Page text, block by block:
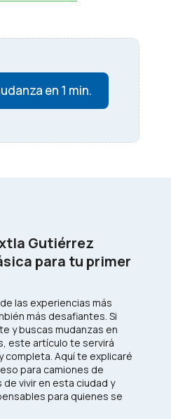
en 1 min.
Gutiérrez
para tu primer
las experiencias más
más desafiantes. Si
y buscas mudanzas en
este artículo te servirá
completa. Aquí te explicaré
para camiones de
vivir en esta ciudad y
para quienes se